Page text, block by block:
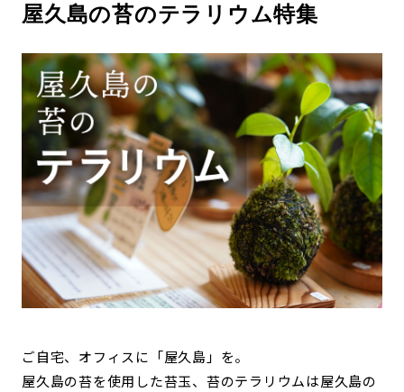
屋久島の苔のテラリウム特集
ご自宅、オフィスに「屋久島」を。
屋久島の苔を使用した苔玉、苔のテラリウムは屋久島の